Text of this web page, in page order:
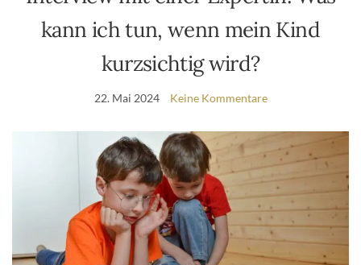
kann ich tun, wenn mein Kind
kurzsichtig wird?
22. Mai 2024 Keine Kommentare